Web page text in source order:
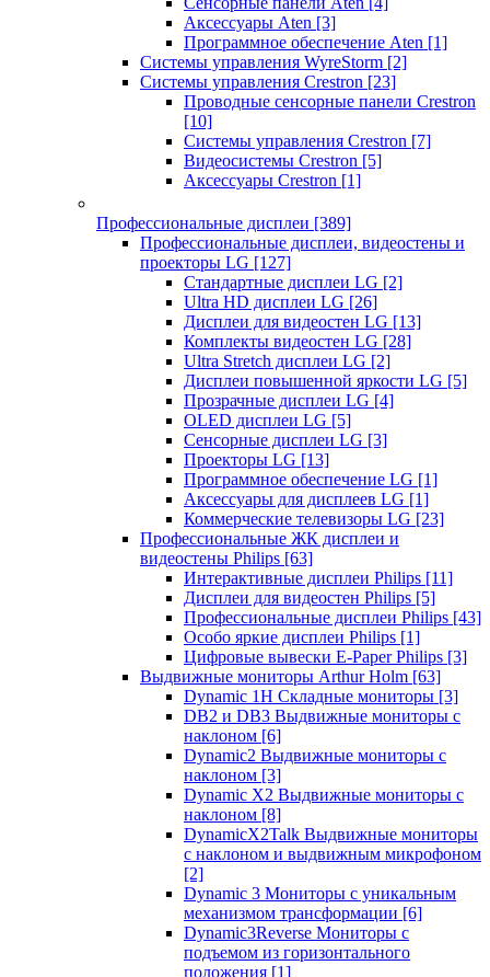
Аксессуары Aten [3]
Программное обеспечение Aten [1]
Системы управления WyreStorm [2]
Системы управления Crestron [23]
Проводные сенсорные панели Crestron
[10]
Системы управления Crestron [7]
Видеосистемы Crestron [5]
Аксессуары Crestron [1]
Профессиональные дисплеи [389]
Профессиональные дисплеи, видеостены и
проекторы LG [127]
Стандартные дисплеи LG [2]
Ultra HD дисплеи LG [26]
Дисплеи для видеостен LG [13]
Комплекты видеостен LG [28]
Ultra Stretch дисплеи LG [2]
Дисплеи повышенной яркости LG [5]
Прозрачные дисплеи LG [4]
OLED дисплеи LG [5]
Сенсорные дисплеи LG [3]
Проекторы LG [13]
Программное обеспечение LG [1]
Аксессуары для дисплеев LG [1]
Коммерческие телевизоры LG [23]
Профессиональные ЖК дисплеи и
видеостены Philips [63]
Интерактивные дисплеи Philips [11]
Дисплеи для видеостен Philips [5]
Профессиональные дисплеи Philips [43]
Особо яркие дисплеи Philips [1]
Цифровые вывески E-Paper Philips [3]
Выдвижные мониторы Arthur Holm [63]
Dynamic 1Н Складные мониторы [3]
DB2 и DB3 Выдвижные мониторы с
наклоном [6]
Dynamic2 Выдвижные мониторы с
наклоном [3]
Dynamic X2 Выдвижные мониторы с
наклоном [8]
DynamicX2Talk Выдвижные мониторы
с наклоном и выдвижным микрофоном
[2]
Dynamic 3 Мониторы с уникальным
механизмом трансформации [6]
Dynamic3Reverse Мониторы с
подъемом из горизонтального
положения [1]